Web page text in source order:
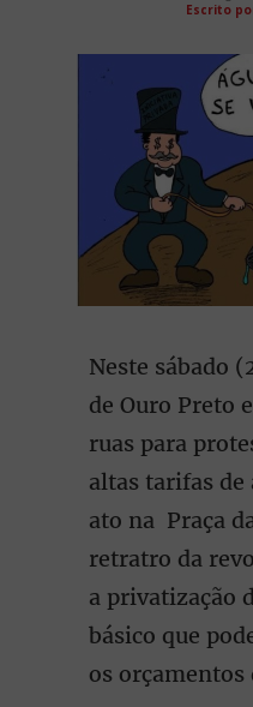
Escrito
Neste sábado
de Ouro Preto
ruas para
altas tarifas de
ato na Praça
retratro da
a privatização
básico que
os